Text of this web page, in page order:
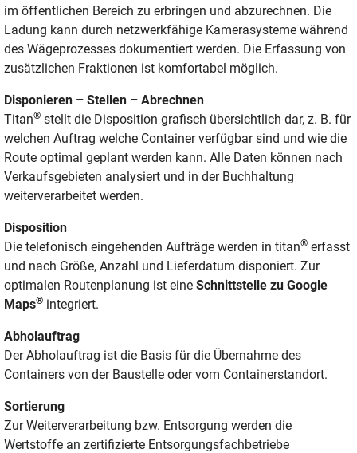
im öffentlichen Bereich zu erbringen und abzurechnen. Die
Ladung kann durch netzwerkfähige Kamerasysteme während
des Wägeprozesses dokumentiert werden. Die Erfassung von
zusätzlichen Fraktionen ist komfortabel möglich.
Disponieren – Stellen – Abrechnen
Titan® stellt die Disposition grafisch übersichtlich dar, z. B. für
welchen Auftrag welche Container verfügbar sind und wie die
Route optimal geplant werden kann. Alle Daten können nach
Verkaufsgebieten analysiert und in der Buchhaltung
weiterverarbeitet werden.
Disposition
Die telefonisch eingehenden Aufträge werden in titan® erfasst
und nach Größe, Anzahl und Lieferdatum disponiert. Zur
optimalen Routenplanung ist eine Schnittstelle zu Google
Maps® integriert.
Abholauftrag
Der Abholauftrag ist die Basis für die Übernahme des
Containers von der Baustelle oder vom Containerstandort.
Sortierung
Zur Weiterverarbeitung bzw. Entsorgung werden die
Wertstoffe an zertifizierte Entsorgungsfachbetriebe